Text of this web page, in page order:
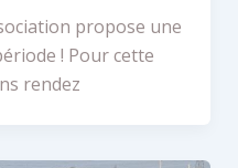
propose une
! Pour cette
rendez